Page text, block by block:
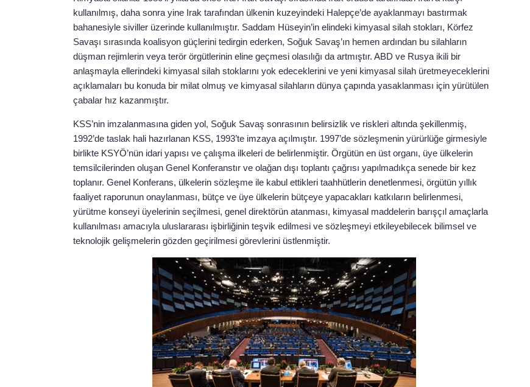
kullanılmış, daha sonra yine Irak tarafından ülkenin kuzeyindeki Halepçe’de ayaklanmayı bastırmak
bahanesiyle siviller üzerinde kullanılmıştır. Saddam Hüseyin’in elindeki kimyasal silah stokları, Körfez
Savaşı sırasında koalisyon güçlerini tedirgin ederken, Soğuk Savaş’ın hemen ardından bu silahların
düşman rejimlerin veya terör örgütlerinin eline geçmesi olasılığı da artmıştır. ABD ve Rusya ikili bir
anlaşmayla ellerindeki kimyasal silah stoklarını yok edeceklerini ve yeni kimyasal silah üretmeyeceklerini
açıklamaları bu konuda bir milat olmuş ve kimyasal silahların dünya çapında yasaklanması için yürütülen
çabalar hız kazanmıştır.
KSS’nin imzalanmasına giden yol, Soğuk Savaş sonrasının belirsizlik ve riskleri altında şekillenmiş,
1992’de taslak hali hazırlanan KSS, 1993’te imzaya açılmıştır. 1997’de sözleşmenin yürürlüğe girmesiyle
birlikte KSYÖ’nün idari yapısı ve çalışma ilkeleri de belirlenmiştir. Örgütün en üst organı, üye ülkelerin
temsilcilerinden oluşan Genel Konferanstır ve olağan dışı toplantı çağrısı yapılmadıkça senede bir kez
toplanır. Genel Konferans, ülkelerin sözleşme ile kabul ettikleri taahhütlerin denetlenmesi, örgütün yıllık
faaliyet raporunun onaylanması, bütçe ve üye ülkelerin bütçeye yapacakları katkıların belirlenmesi,
yürütme konseyi üyelerinin seçilmesi, genel direktörün atanması, kimyasal maddelerin barışçıl amaçlarla
kullanılması amacıyla uluslararası işbirliğinin teşvik edilmesi ve sözleşmeyi etkileyebilecek bilimsel ve
teknolojik gelişmelerin gözden geçirilmesi görevlerini üstlenmiştir.